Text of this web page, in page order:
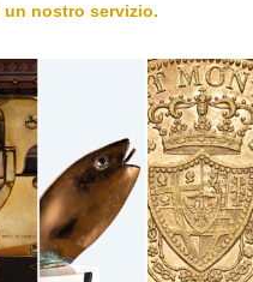
nostro servizio.